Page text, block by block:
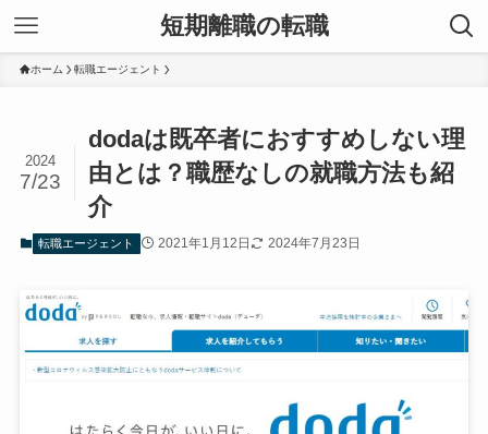
短期離職の転職
ホーム 転職エージェント
dodaは既卒者におすすめしない理
由とは？職歴なしの就職方法も紹
介
2024
7/23
転職エージェント 2021年1月12日 2024年7月23日